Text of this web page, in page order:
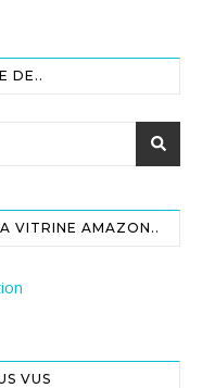
DE..
VITRINE AMAZON..
VUS